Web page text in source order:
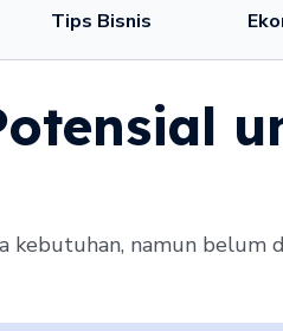
Tips Bisnis
namun belum